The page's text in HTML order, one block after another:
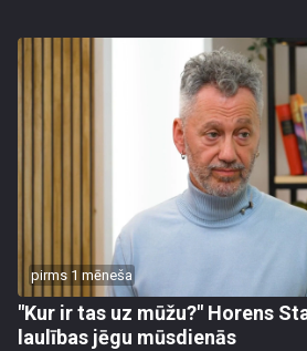
pirms 1 mēneša
"Kur ir tas uz mūžu?" Horens
laulības jēgu mūsdienās